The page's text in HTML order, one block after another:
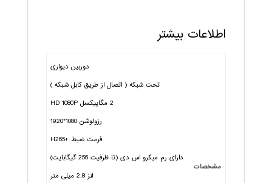
اطلاعات بیشتر
مشخصات
دوربین دیواری
تحت شبکه ( اتصال از طریق کابل شبکه )
2 مگاپیکسل HD 1080P
رزولوشن 1080*1920
فرمت ضبط +H265
دارای رم میکرو اس دی (تا ظرفیت 256 گیگابایت)
لنز 2.8 میلی متر